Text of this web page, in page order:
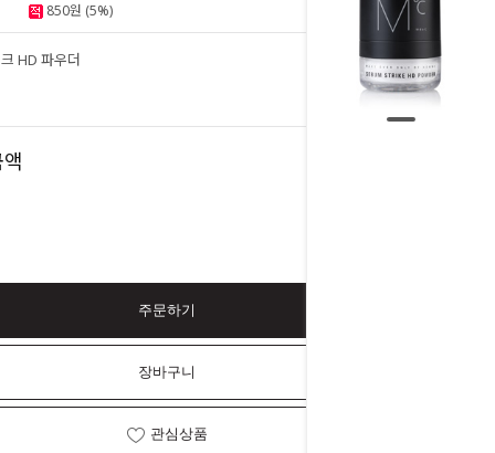
850원 (5%)
HD 파우더
17,000원
주문하기
장바구니
관심상품